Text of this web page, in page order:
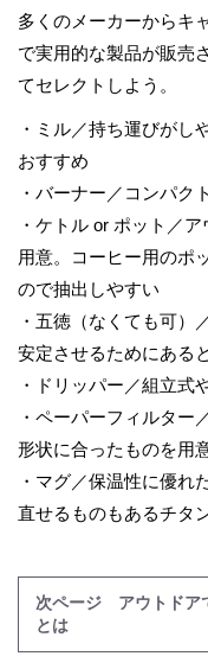
多くのメーカーからキ
で実用的な製品が販売
てセレクトしよう。
・ミル／持ち運びがし
おすすめ
・バーナー／コンパク
・ケトル or ポット／
用意。コーヒー用の
ので抽出しやすい
・五徳（なくても可）
安定させるためにある
・ドリッパー／組立式
・ペーパーフィルター
形状に合ったものを用
・マグ／保温性に優れ
直せるものもあるチタ
次ページ アウトドア
とは